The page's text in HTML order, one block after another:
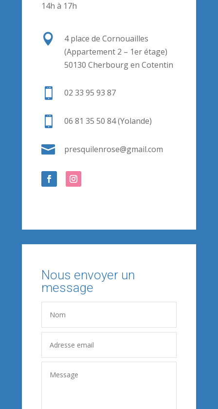
14h à 17h

4 place de Cornouailles
(Appartement 2 – 1er étage)
50130 Cherbourg en Cotentin
 02 33 95 93 87
 06 81 35 50 84 (Yolande)
 presquilenrose@gmail.com
Nous envoyer un
message